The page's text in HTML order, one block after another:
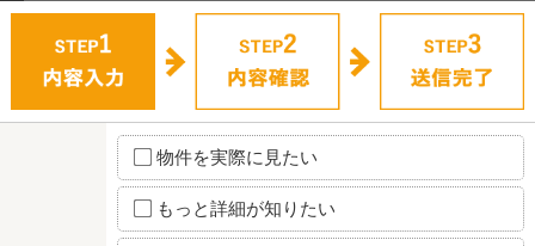
物件を実際に見たい
もっと詳細が知りたい